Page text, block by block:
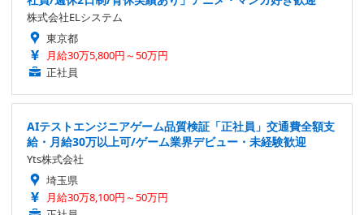
株式会社ELシステム
東京都
月給30万5,800円～50万円
正社員
AIテストエンジニアゲーム品質検証「正社員」交通費全額支
給・月給30万以上可/ゲーム業界デビュー・未経験歓迎
Yts株式会社
埼玉県
月給30万8,100円～50万円